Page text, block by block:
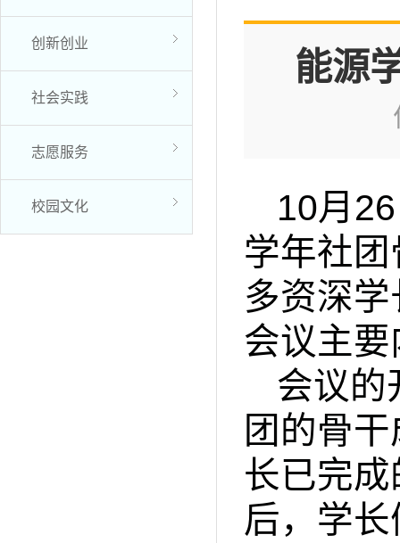
创新创业
社会实践
志愿服务
校园文化
能源
10月
学年社
多资深
会议主
会议的
团的骨
长已完
后，学